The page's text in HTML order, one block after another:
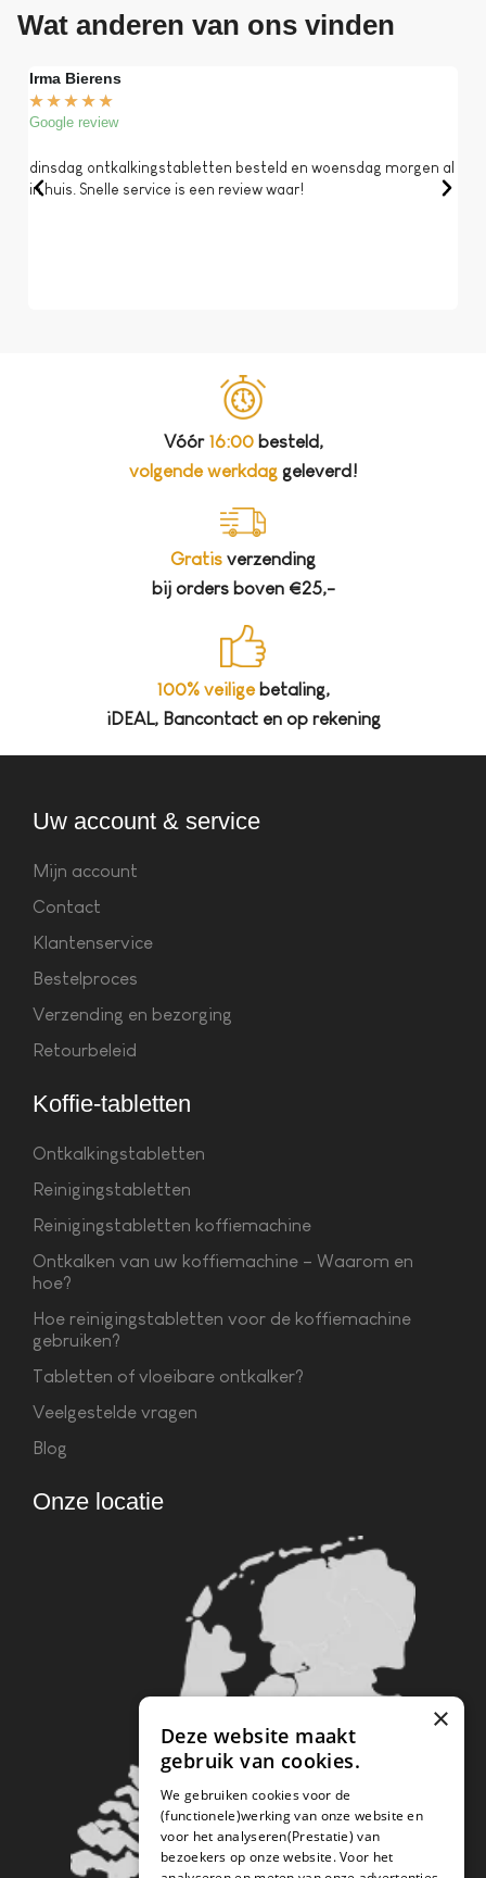
Wat anderen van ons vinden
Irma Bierens
★ ★ ★ ★ ★
Google review
dinsdag ontkalkingstabletten besteld en woensdag morgen al
in huis. Snelle service is een review waar!
Vóór 16:00besteld,
volgende werkdaggeleverd!
Gratis verzending
bij orders boven €25,-
100% veiligebetaling,
iDEAL, Bancontact en op rekening
Uw account & service
Mijn account
Contact
Klantenservice
Bestelproces
Verzending en bezorging
Retourbeleid
Koffie-tabletten
Ontkalkingstabletten
Reinigingstabletten
Reinigingstabletten koffiemachine
Ontkalken van uw koffiemachine – Waarom en
hoe?
Hoe reinigingstabletten voor de koffiemachine
gebruiken?
Tabletten of vloeibare ontkalker?
Veelgestelde vragen
Blog
Onze locatie
×
Deze website maakt
gebruik van cookies.
We gebruiken cookies voor de
(functionele)werking van onze website en
voor het analyseren(Prestatie) van
bezoekers op onze website. Voor het